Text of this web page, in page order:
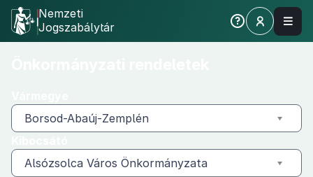
Nemzeti
Jogszabálytár
Borsod-Abaúj-Zemplén
Alsózsolca Város Önkormányzata